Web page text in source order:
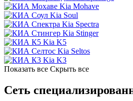
Kia Mohave
Kia Soul
Kia Spectra
Kia Stinger
Kia K5
Kia Seltos
Kia K3
Показать все Скрыть все
Сеть